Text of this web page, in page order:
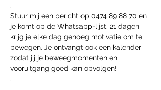
.
Stuur mij een bericht op 0474 89 88 70 en
je komt op de Whatsapp-lijst. 21 dagen
krijg je elke dag genoeg motivatie om te
bewegen. Je ontvangt ook een kalender
zodat jij je beweegmomenten en
vooruitgang goed kan opvolgen!
.